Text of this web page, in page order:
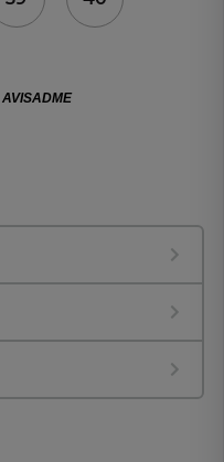
AVISADME